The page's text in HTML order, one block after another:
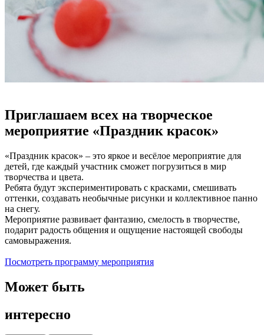
Приглашаем всех на творческое
мероприятие «Праздник красок»
«Праздник красок» – это яркое и весёлое мероприятие для
детей, где каждый участник сможет погрузиться в мир
творчества и цвета.
Ребята будут экспериментировать с красками, смешивать
оттенки, создавать необычные рисунки и коллективное панно
на снегу.
Мероприятие развивает фантазию, смелость в творчестве,
подарит радость общения и ощущение настоящей свободы
самовыражения.
Посмотреть программу мероприятия
Может быть
интересно